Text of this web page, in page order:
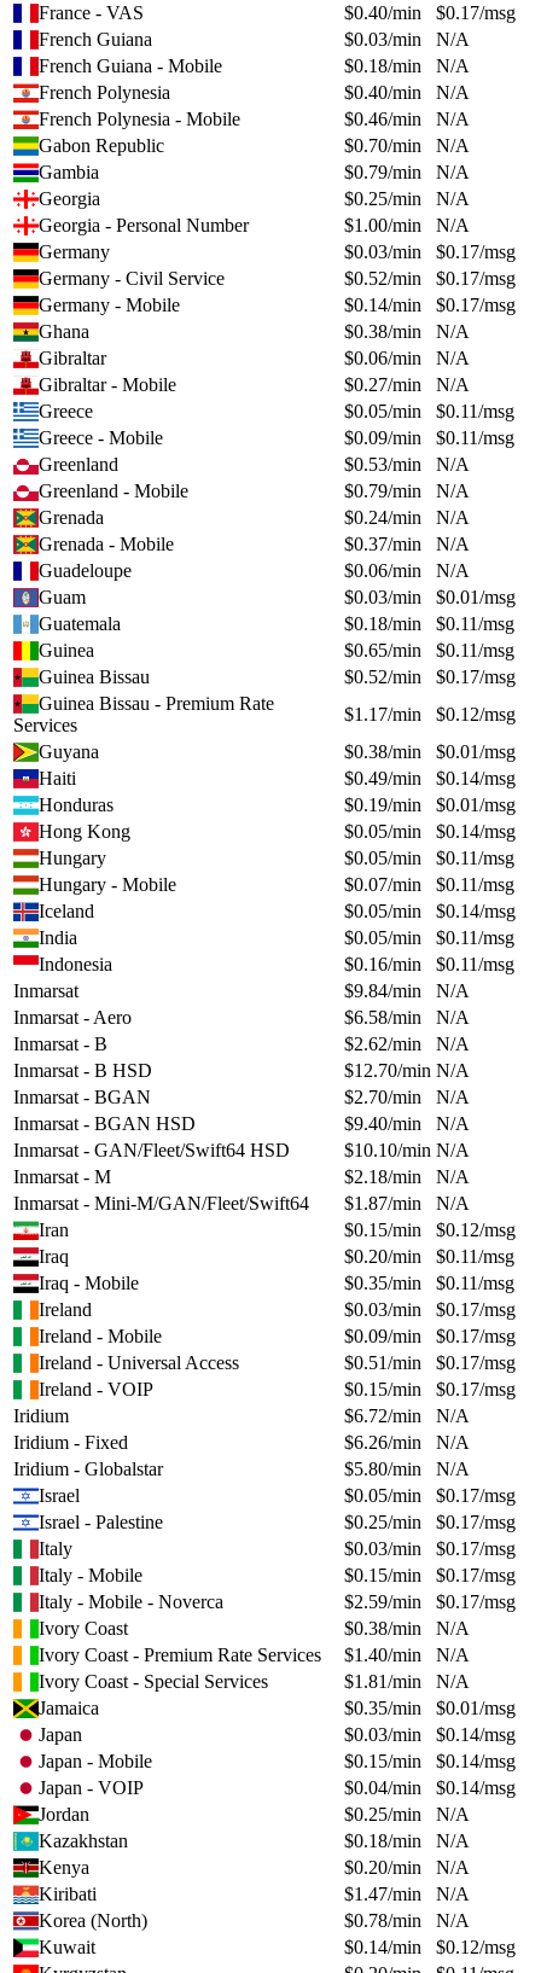
France - VAS $0.40/min $0.17/msg
French Guiana
$0.03/min
N/A
French Guiana - Mobile
$0.18/min
N/A
French Polynesia
$0.40/min
N/A
French Polynesia - Mobile
$0.46/min
N/A
Gabon Republic
$0.70/min
N/A
Gambia
$0.79/min
N/A
Georgia
$0.25/min
N/A
Georgia - Personal Number
$1.00/min
N/A
Germany
$0.03/min $0.17/msg
Germany - Civil Service
$0.52/min $0.17/msg
Germany - Mobile
$0.14/min $0.17/msg
Ghana
$0.38/min
N/A
Gibraltar
$0.06/min
N/A
Gibraltar - Mobile
$0.27/min
N/A
Greece
$0.05/min $0.11/msg
Greece - Mobile
$0.09/min $0.11/msg
Greenland
$0.53/min
N/A
Greenland - Mobile
$0.79/min
N/A
Grenada
$0.24/min
N/A
Grenada - Mobile
$0.37/min
N/A
Guadeloupe
$0.06/min
N/A
Guam
$0.03/min $0.01/msg
Guatemala
$0.18/min $0.11/msg
Guinea
$0.65/min $0.11/msg
Guinea Bissau
$0.52/min $0.17/msg
Guinea Bissau - Premium Rate
Services
$1.17/min $0.12/msg
Guyana
$0.38/min $0.01/msg
Haiti
$0.49/min $0.14/msg
Honduras
$0.19/min $0.01/msg
Hong Kong
$0.05/min $0.14/msg
Hungary
$0.05/min $0.11/msg
Hungary - Mobile
$0.07/min $0.11/msg
Iceland
$0.05/min $0.14/msg
India
$0.05/min $0.11/msg
Indonesia
$0.16/min $0.11/msg
Inmarsat
$9.84/min
N/A
Inmarsat - Aero
$6.58/min
N/A
Inmarsat - B
$2.62/min
N/A
Inmarsat - B HSD
$12.70/min N/A
Inmarsat - BGAN
$2.70/min
N/A
Inmarsat - BGAN HSD
$9.40/min
N/A
Inmarsat - GAN/Fleet/Swift64 HSD
$10.10/min N/A
Inmarsat - M
$2.18/min
N/A
Inmarsat - Mini-M/GAN/Fleet/Swift64
$1.87/min
N/A
Iran
$0.15/min $0.12/msg
Iraq
$0.20/min $0.11/msg
Iraq - Mobile
$0.35/min $0.11/msg
Ireland
$0.03/min $0.17/msg
Ireland - Mobile
$0.09/min $0.17/msg
Ireland - Universal Access
$0.51/min $0.17/msg
Ireland - VOIP
$0.15/min $0.17/msg
Iridium
$6.72/min
N/A
Iridium - Fixed
$6.26/min
N/A
Iridium - Globalstar
$5.80/min
N/A
Israel
$0.05/min $0.17/msg
Israel - Palestine
$0.25/min $0.17/msg
Italy
$0.03/min $0.17/msg
Italy - Mobile
$0.15/min $0.17/msg
Italy - Mobile - Noverca
$2.59/min $0.17/msg
Ivory Coast
$0.38/min
N/A
Ivory Coast - Premium Rate Services
$1.40/min
N/A
Ivory Coast - Special Services
$1.81/min
N/A
Jamaica
$0.35/min $0.01/msg
Japan
$0.03/min $0.14/msg
Japan - Mobile
$0.15/min $0.14/msg
Japan - VOIP
$0.04/min $0.14/msg
Jordan
$0.25/min
N/A
Kazakhstan
$0.18/min
N/A
Kenya
$0.20/min
N/A
Kiribati
$1.47/min
N/A
Korea (North)
$0.78/min
N/A
Kuwait
$0.14/min $0.12/msg